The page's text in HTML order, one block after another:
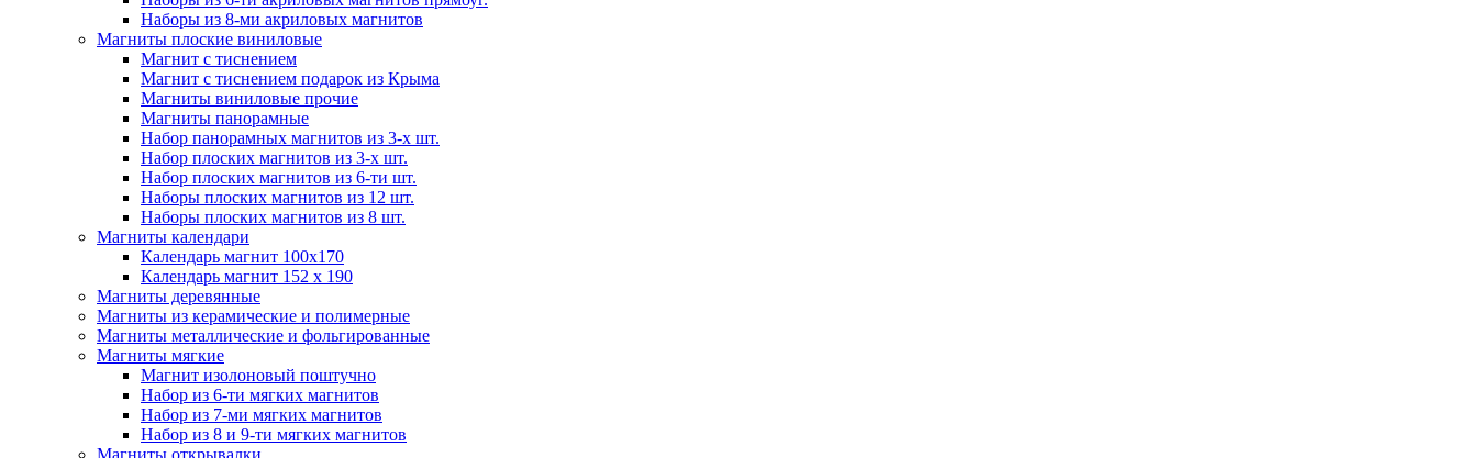
Наборы из 8-ми акриловых магнитов
Магниты плоские виниловые
Магнит с тиснением
Магнит с тиснением подарок из Крыма
Магниты виниловые прочие
Магниты панорамные
Набор панорамных магнитов из 3-х шт.
Набор плоских магнитов из 3-х шт.
Набор плоских магнитов из 6-ти шт.
Наборы плоских магнитов из 12 шт.
Наборы плоских магнитов из 8 шт.
Магниты календари
Календарь магнит 100x170
Календарь магнит 152 х 190
Магниты деревянные
Магниты из керамические и полимерные
Магниты металлические и фольгированные
Магниты мягкие
Магнит изолоновый поштучно
Набор из 6-ти мягких магнитов
Набор из 7-ми мягких магнитов
Набор из 8 и 9-ти мягких магнитов
Магниты открывалки